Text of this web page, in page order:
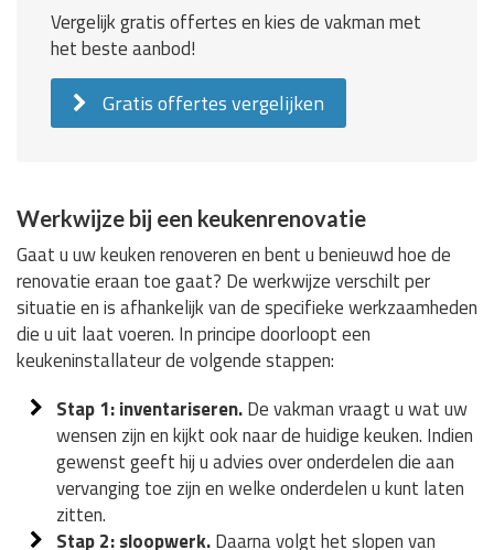
Vergelijk gratis offertes en kies de vakman met
het beste aanbod!
Gratis offertes vergelijken
Werkwijze bij een keukenrenovatie
Gaat u uw keuken renoveren en bent u benieuwd hoe de
renovatie eraan toe gaat? De werkwijze verschilt per
situatie en is afhankelijk van de specifieke werkzaamheden
die u uit laat voeren. In principe doorloopt een
keukeninstallateur de volgende stappen:
Stap 1: inventariseren.De vakman vraagt u wat uw
wensen zijn en kijkt ook naar de huidige keuken. Indien
gewenst geeft hij u advies over onderdelen die aan
vervanging toe zijn en welke onderdelen u kunt laten
zitten.
Stap 2: sloopwerk.Daarna volgt het slopen van